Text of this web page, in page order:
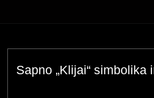
Sapno „Klijai“ simbolika